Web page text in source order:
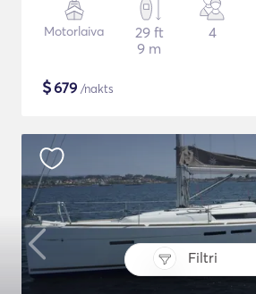
Filtri
Motorlaiva
29 ft
9 m
4
$679 /nakts